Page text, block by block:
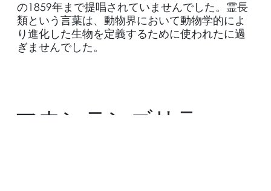
の1859年まで提唱されていませんでした。霊長
類という言葉は、動物界において動物学的によ
り進化した生物を定義するために使われたに過
ぎませんでした。
マウンテンゴリラ